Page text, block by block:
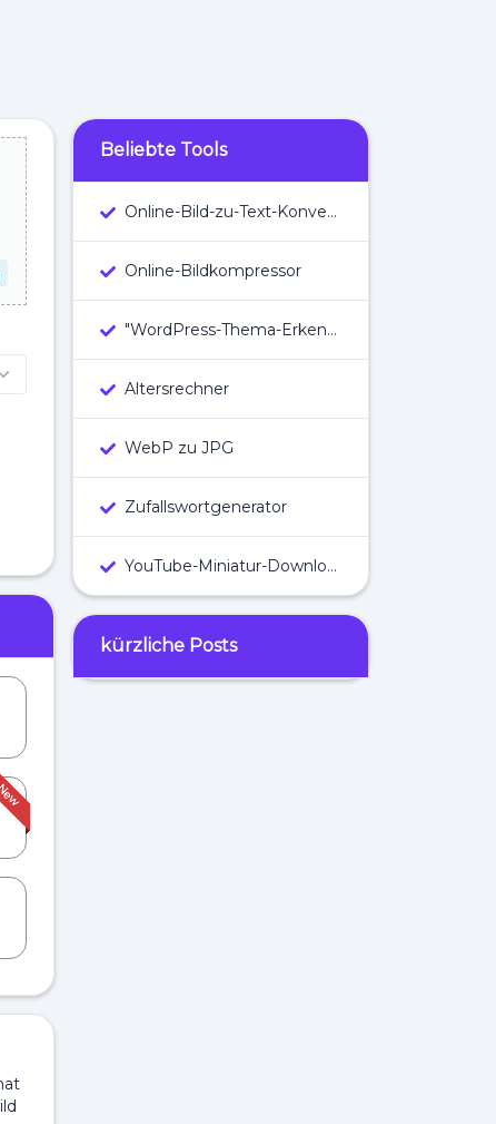
Beliebte Tools
Online-Bild-zu-Text-Konverter
Online-Bildkompressor
"WordPress-Thema-Erkennung
Altersrechner
WebP zu JPG
Zufallswortgenerator
YouTube-Miniatur-Downloader
kürzliche Posts